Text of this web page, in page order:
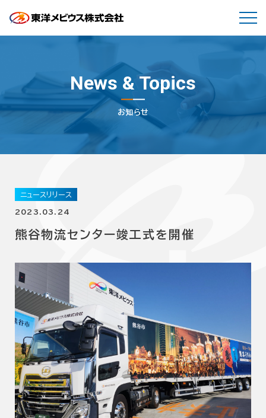
News & Topics
お知らせ
ニュースリリース
2023.03.24
熊谷物流センター竣工式を開催